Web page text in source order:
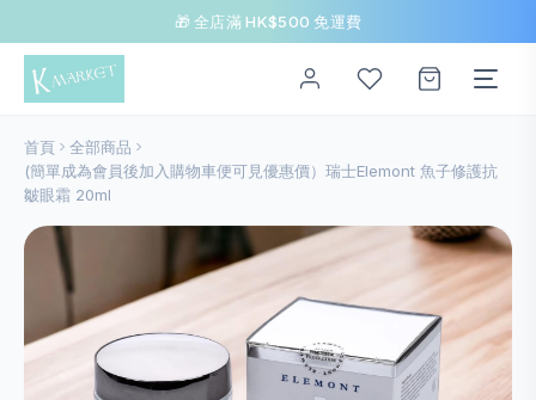
🎁 全店滿 HK$500 免運費
首頁
全部商品
(簡單成為會員後加入購物車便可見優惠價）瑞士Elemont 魚子修護抗
皺眼霜 20ml